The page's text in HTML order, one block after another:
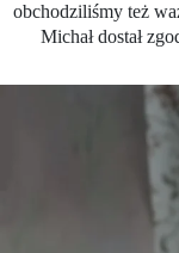
obchodziliśmy też
Michał dostał